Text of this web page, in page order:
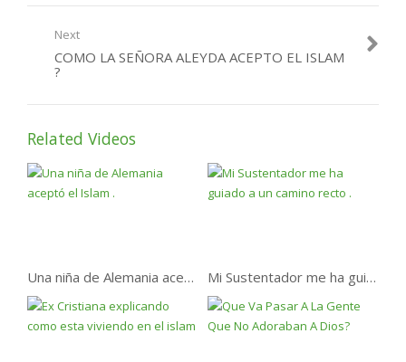
Next
COMO LA SEÑORA ALEYDA ACEPTO EL ISLAM
?
Related Videos
Una niña de Alemania aceptó el Islam . Mi Sustentador me ha guiado a un camino recto .